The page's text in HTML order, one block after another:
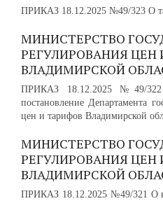
ПРИКАЗ 18.12.2025 №49/323 О
МИНИСТЕРСТВО
РЕГУЛИРОВАНИЯ ЦЕН
ВЛАДИМИРСКОЙ
ПРИКАЗ 18.12.2025 №49/
постановление Департамента
цен и тарифов Владимирской
МИНИСТЕРСТВО
РЕГУЛИРОВАНИЯ ЦЕН
ВЛАДИМИРСКОЙ
ПРИКАЗ 18.12.2025 №49/321 О